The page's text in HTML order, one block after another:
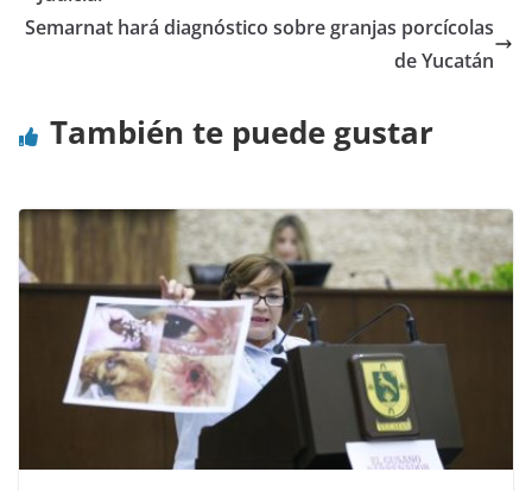
Semarnat hará diagnóstico sobre granjas porcícolas
de Yucatán
También te puede gustar